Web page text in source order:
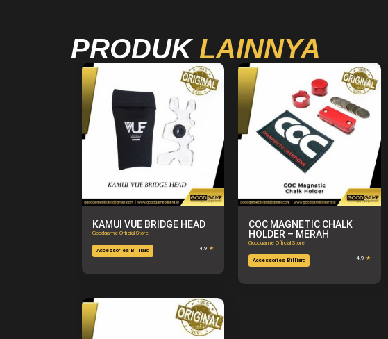
PRODUK LAINNYA
KAMUI VUE BRIDGE HEAD
Goodgame Official Store
Accessories Billiard 4.9 ★
COC MAGNETIC CHALK
HOLDER – MERAH
Goodgame Official Store
Accessories Billiard 4.9 ★